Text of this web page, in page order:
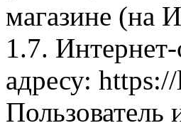
магазине (на
1.7.
адресу:
Пользователь